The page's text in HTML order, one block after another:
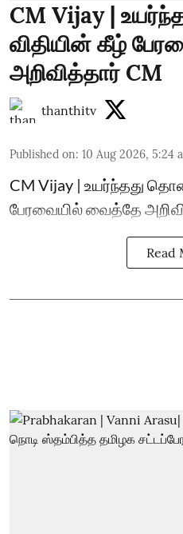
CM Vijay |
விதியின் கீழ்
அறிவித்தார் CM
thanthitv
Published on: 10 Aug 2026, 5:24
CM Vijay | உயர்ந்தது
பேரவையில் வைத்தே
Read